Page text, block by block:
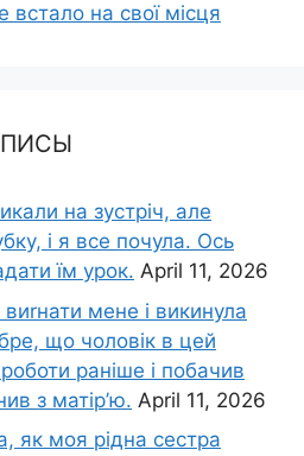
встало на свої місця
на зустріч, але
і я все почула. Ось
їм урок. April 11, 2026
мене і викинула
що чоловік в цей
раніше і побачив
з матір’ю. April 11, 2026
як моя рідна сестра